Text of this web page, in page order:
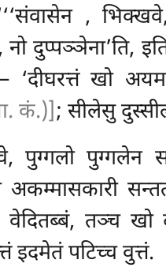
,
दुप्पञ्ञेना’ति,
‘दीघरत्तं खो
कं.)]; सीलेसु
पुग्गलो पुग्गलेन
अकम्मासकारी
तञ्च खो
इदमेतं पटिच्च वुत्तं.